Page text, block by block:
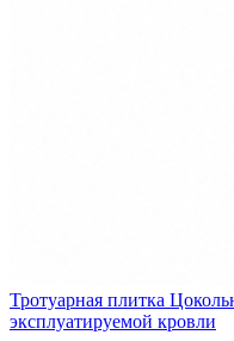
Тротуарная плитка
эксплуатируемой кровли